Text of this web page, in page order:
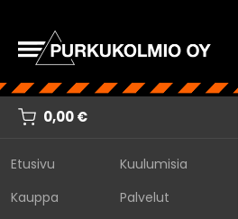
0,00€
Etusivu
Kuulumisia
Kauppa
Palvelut